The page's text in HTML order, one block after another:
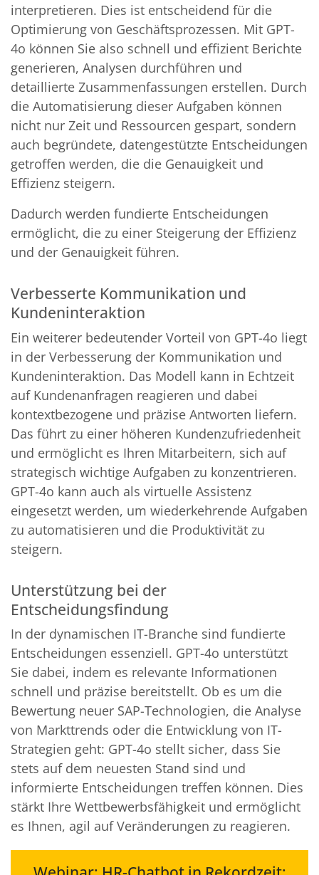
interpretieren. Dies ist entscheidend für die
Optimierung von Geschäftsprozessen. Mit GPT-
4o können Sie also schnell und effizient Berichte
generieren, Analysen durchführen und
detaillierte Zusammenfassungen erstellen. Durch
die Automatisierung dieser Aufgaben können
nicht nur Zeit und Ressourcen gespart, sondern
auch begründete, datengestützte Entscheidungen
getroffen werden, die die Genauigkeit und
Effizienz steigern.
Dadurch werden fundierte Entscheidungen
ermöglicht, die zu einer Steigerung der Effizienz
und der Genauigkeit führen.
Verbesserte Kommunikation und
Kundeninteraktion
Ein weiterer bedeutender Vorteil von GPT-4o liegt
in der Verbesserung der Kommunikation und
Kundeninteraktion. Das Modell kann in Echtzeit
auf Kundenanfragen reagieren und dabei
kontextbezogene und präzise Antworten liefern.
Das führt zu einer höheren Kundenzufriedenheit
und ermöglicht es Ihren Mitarbeitern, sich auf
strategisch wichtige Aufgaben zu konzentrieren.
GPT-4o kann auch als virtuelle Assistenz
eingesetzt werden, um wiederkehrende Aufgaben
zu automatisieren und die Produktivität zu
steigern.
Unterstützung bei der
Entscheidungsfindung
In der dynamischen IT-Branche sind fundierte
Entscheidungen essenziell. GPT-4o unterstützt
Sie dabei, indem es relevante Informationen
schnell und präzise bereitstellt. Ob es um die
Bewertung neuer SAP-Technologien, die Analyse
von Markttrends oder die Entwicklung von IT-
Strategien geht: GPT-4o stellt sicher, dass Sie
stets auf dem neuesten Stand sind und
informierte Entscheidungen treffen können. Dies
stärkt Ihre Wettbewerbsfähigkeit und ermöglicht
es Ihnen, agil auf Veränderungen zu reagieren.